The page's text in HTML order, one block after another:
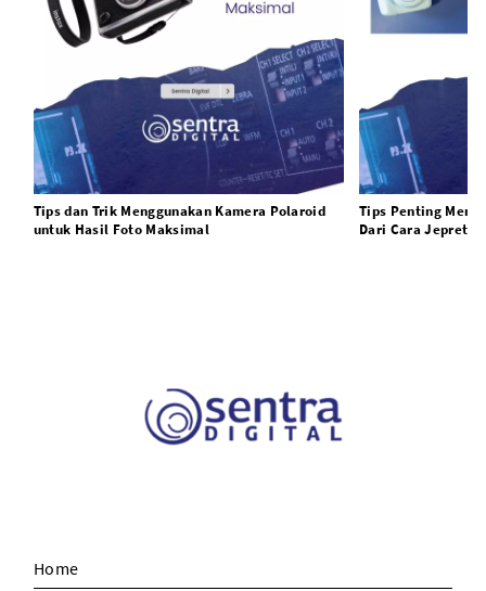
Tips dan Trik Menggunakan Kamera Polaroid
untuk Hasil Foto Maksimal
Tips Penting
Dari Cara Jepret
Home